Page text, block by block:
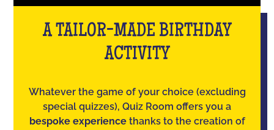
A TAILOR-MADE BIRTHDAY
ACTIVITY
Whatever the game of your choice (excluding
special quizzes), Quiz Room offers you a
bespoke experience thanks to the creation of